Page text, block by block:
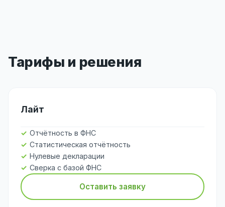
Тарифы и решения
Лайт
Отчётность в ФНС
Статистическая отчётность
Нулевые декларации
Сверка с базой ФНС
Оставить заявку